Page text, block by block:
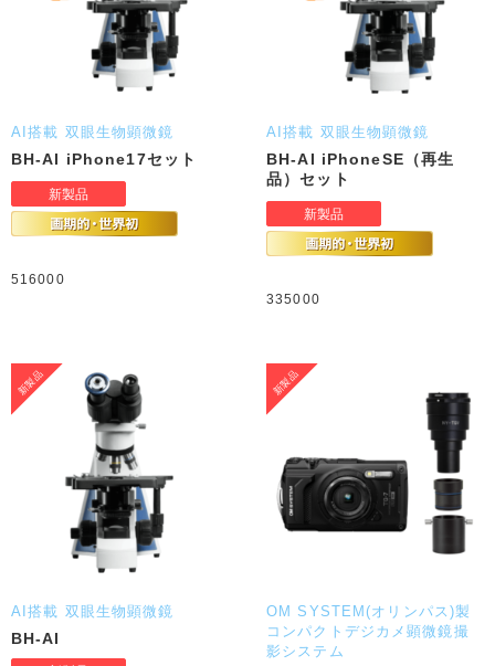
AI搭載 双眼生物顕微鏡
BH-AI iPhone17セット
516000
AI搭載 双眼生物顕微鏡
BH-AI iPhoneSE（再生
品）セット
335000
AI搭載 双眼生物顕微鏡
BH-AI
OM SYSTEM(オリンパス)製
コンパクトデジカメ顕微鏡撮
影システム